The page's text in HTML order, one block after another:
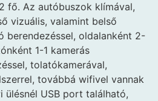
fő. Az autóbuszok klímával,
vizuális, valamint belső
berendezéssel, oldalanként 2-
1-1 kamerás
tolatókamerával,
továbbá wifivel vannak
ülésnél USB port található,